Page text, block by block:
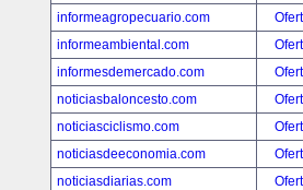
informeagropecuario.com
informeambiental.com
informesdemercado.com
noticiasbaloncesto.com
noticiasciclismo.com
noticiasdeeconomia.com
noticiasdiarias.com